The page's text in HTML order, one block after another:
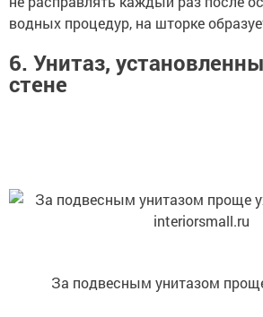
водных процедур, на шторке
6. Унитаз,
стене
За подвесным унитазом